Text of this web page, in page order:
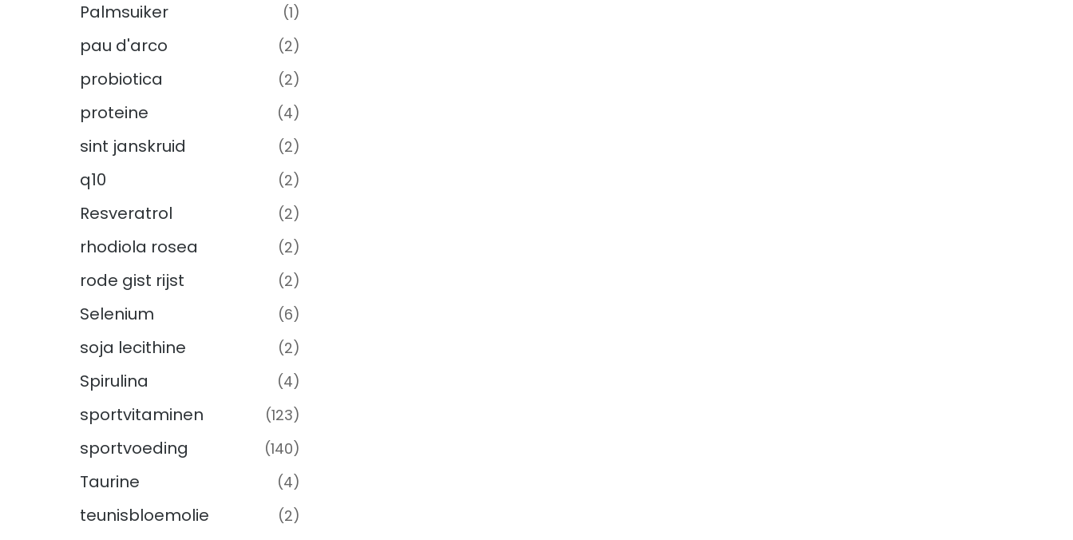
Palmsuiker (1)
pau d'arco (2)
probiotica (2)
proteine (4)
sint janskruid (2)
q10 (2)
Resveratrol (2)
rhodiola rosea (2)
rode gist rijst (2)
Selenium (6)
soja lecithine (2)
Spirulina (4)
sportvitaminen (123)
sportvoeding (140)
Taurine (4)
teunisbloemolie (2)